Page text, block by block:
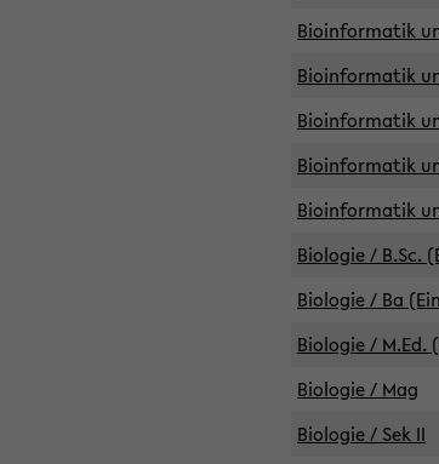
Bioinformatik
Bioinformatik
Bioinformatik
Bioinformatik
Bioinformatik
Biologie / B.Sc.
Biologie / Ba
Biologie / M.Ed.
Biologie / Mag
Biologie / Sek II